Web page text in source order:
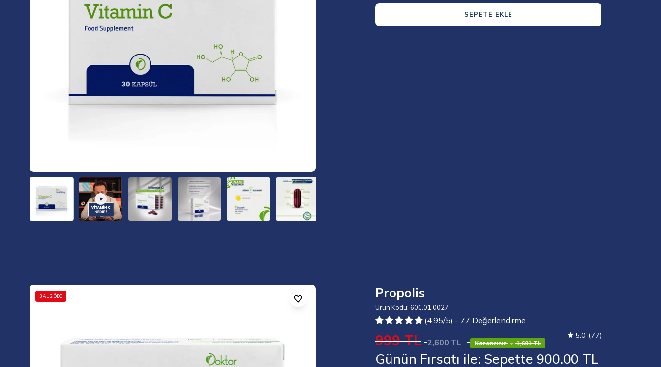
SEPETE EKLE
3 AL 2 ÖDE
Görseli
aç
Propolis
Ürün Kodu: 600.01.0027
(4.95/5) - 77 Değerlendirme
999 TL 2,600 TL Kazancınız • 1,601 TL
5.0 (77)
Günün Fırsatı ile: Sepette 900.00 TL